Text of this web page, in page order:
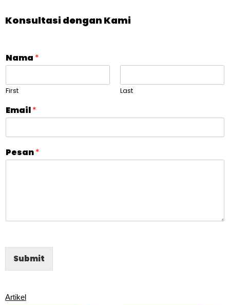
Konsultasi dengan Kami
Nama *
First Last
Email*
Pesan*
Submit
Artikel